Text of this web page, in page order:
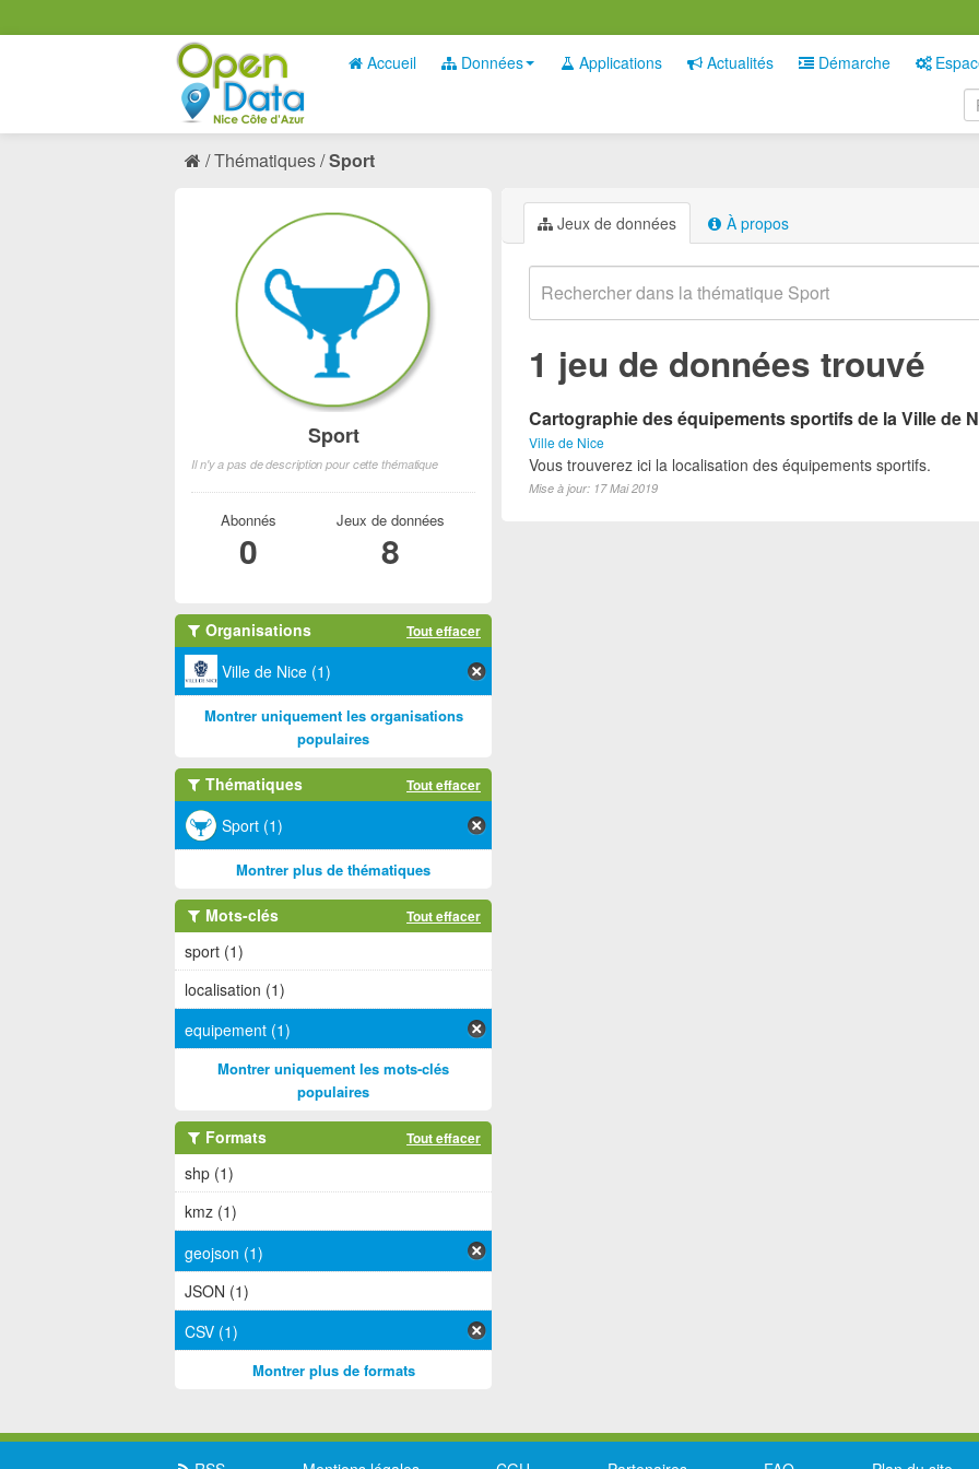
Accueil Données Applications Actualités Démarche
Thématiques Sport
Jeux de données À propos
1 jeu de données trouvé
Cartographie des équipements sportifs de la Ville de
Ville de Nice
Vous trouverez ici la localisation des équipements sportifs.
Mise à jour: 17 Mai 2019
Sport
Il n'y a pas de description pour cette thématique
Abonnés
0
Jeux de données
8
Organisations Tout effacer
Ville de Nice (1)
Montrer uniquement les organisations
populaires
Thématiques Tout effacer
Sport (1)
Montrer plus de thématiques
Mots-clés Tout effacer
sport (1)
localisation (1)
equipement (1)
Montrer uniquement les mots-clés
populaires
Formats Tout effacer
shp (1)
kmz (1)
geojson (1)
JSON (1)
CSV (1)
Montrer plus de formats